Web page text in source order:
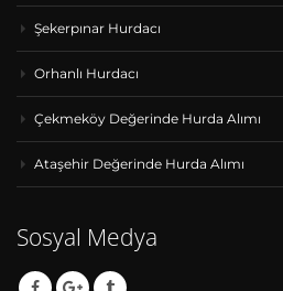
Şekerpınar Hurdacı
Orhanlı Hurdacı
Çekmeköy Değerinde Hurda Alımı
Ataşehir Değerinde Hurda Alımı
Sosyal Medya